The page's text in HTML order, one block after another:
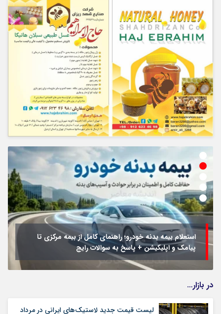
استعلام بیمه بدنه خودرو؛ راهنمای کامل از بیمه مرکزی تا
پیامک و اپلیکیشن + پاسخ به سوالات رایج
در بازار…
لیست قیمت جدید لاستیک‌های ایرانی در مرداد